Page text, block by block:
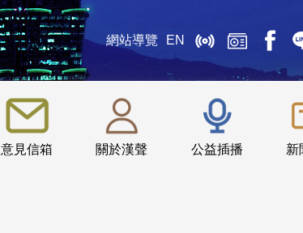
網站導覽 EN
意見信箱 關於漢聲 公益插播 新
:::